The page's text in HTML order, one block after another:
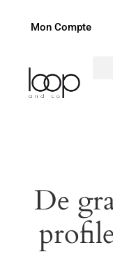
Mon Compte
De